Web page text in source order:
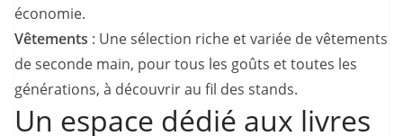
économie.
Vêtements : Une sélection riche et variée de vêtements
de seconde main, pour tous les goûts et toutes les
générations, à découvrir au fil des stands.
Un espace dédié aux livres